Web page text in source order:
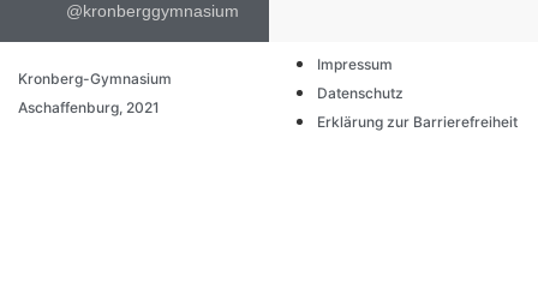
@kronberggymnasium
Kronberg-Gymnasium
Aschaffenburg, 2021
Impressum
Datenschutz
Erklärung zur Barrierefreiheit